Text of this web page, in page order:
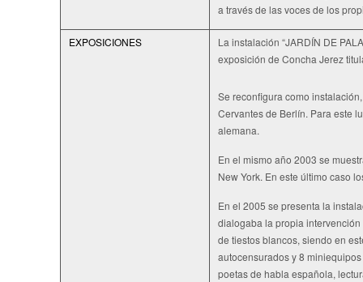
a través de las voces de los
EXPOSICIONES
La instalación “JARDÍN DE
exposición de Concha Jerez
Se reconfigura como
Cervantes de Berlín. Para este
alemana.
En el mismo año 2003 se
New York. En este último caso
En el 2005 se presenta la
dialogaba la propia
de tiestos blancos, siendo en
autocensurados y 8
poetas de habla española,